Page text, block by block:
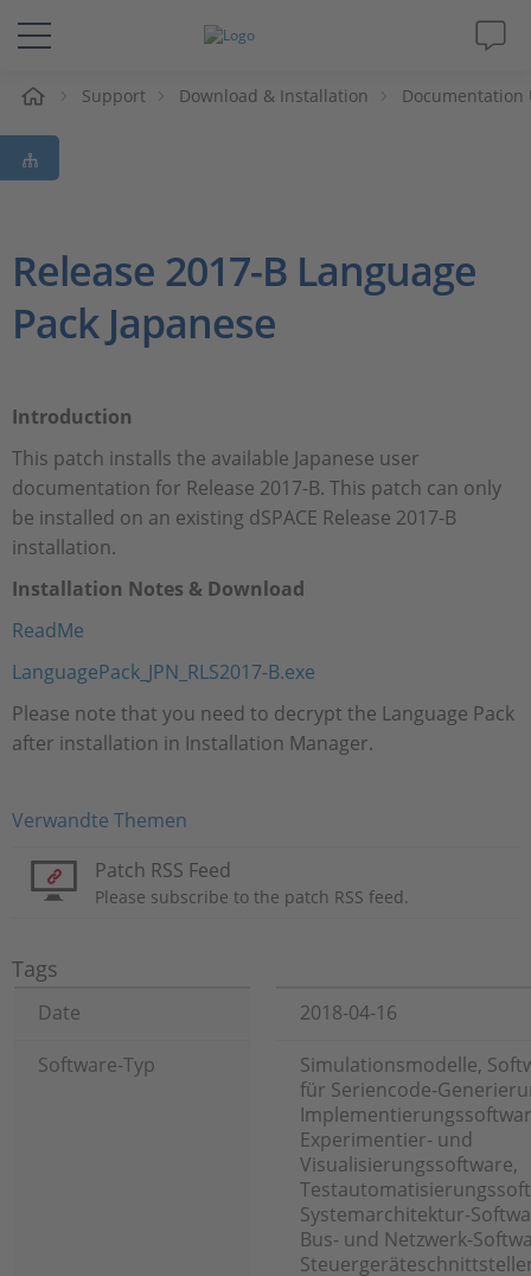
Lösungen & Produkte
Support
Magazin
Karriere
Support Download & Installation Documentation
Release 2017-B Language
Pack Japanese
Introduction
This patch installs the available Japanese user
documentation for Release 2017-B. This patch can only
be installed on an existing dSPACE Release 2017-B
installation.
Installation Notes & Download
ReadMe
LanguagePack_JPN_RLS2017-B.exe
Please note that you need to decrypt the Language Pack
after installation in Installation Manager.
Verwandte Themen
Patch RSS Feed
Please subscribe to the patch RSS feed.
Tags
Date
2018-04-16
Software-Typ
Simulationsmodelle,
für Seriencode-
Experimentier- und
Visualisierungssoftware,
Systemarchitektur-
Bus- und Netzwerk-